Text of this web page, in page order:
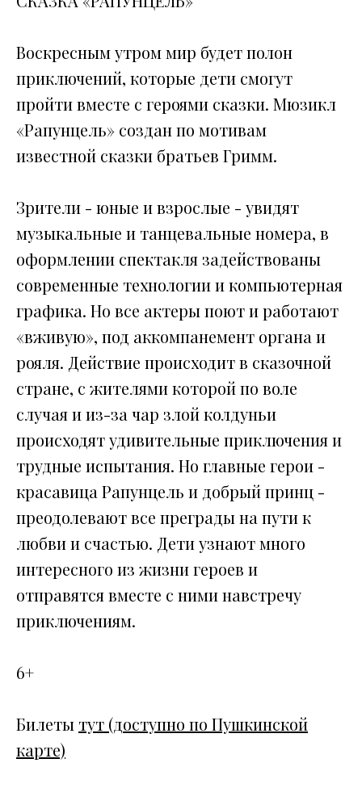
Воскресным утром мир будет полон
приключений, которые дети смогут
пройти вместе с героями сказки. Мюзикл
«Рапунцель» создан по мотивам
известной сказки братьев Гримм.
Зрители - юные и взрослые - увидят
музыкальные и танцевальные номера, в
оформлении спектакля задействованы
современные технологии и компьютерная
графика. Но все актеры поют и работают
«вживую», под аккомпанемент органа и
рояля. Действие происходит в сказочной
стране, с жителями которой по воле
случая и из-за чар злой колдуньи
происходят удивительные приключения и
трудные испытания. Но главные герои -
красавица Рапунцель и добрый принц -
преодолевают все преграды на пути к
любви и счастью. Дети узнают много
интересного из жизни героев и
отправятся вместе с ними навстречу
приключениям.
6+
Билеты тут (доступно по Пушкинской
карте)